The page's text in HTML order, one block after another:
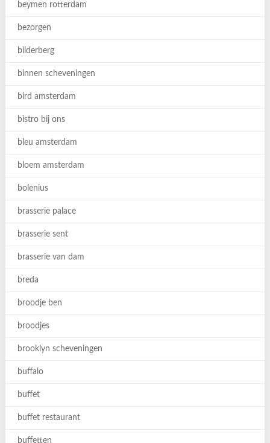
beymen rotterdam
bezorgen
bilderberg
binnen scheveningen
bird amsterdam
bistro bij ons
bleu amsterdam
bloem amsterdam
bolenius
brasserie palace
brasserie sent
brasserie van dam
breda
broodje ben
broodjes
brooklyn scheveningen
buffalo
buffet
buffet restaurant
buffetten